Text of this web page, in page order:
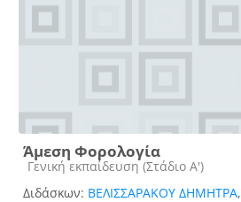
Άμεση Φορολογία
Κατηγορία μαθήματος
Γενική εκπαίδευση (Στάδιο Α')
Διδάσκων: ΒΕΛΙΣΣΑΡΑΚΟΥ ΔΗΜΗΤΡΑ,